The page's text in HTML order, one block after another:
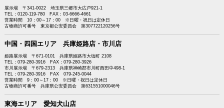
展示場 〒341-0022 埼玉県三郷市大広戸921-1
TEL：0120-119-780 FAX：03-6666-4661
営業時間 10：00～17：00 ※日曜・祝日は定休日
古物商許可番号 東京都公安委員会 第307722120256号
中国・四国エリア 兵庫姫路店・市川店
姫路展示場 〒671-0101 兵庫県姫路市大塩町 2108
TEL：079-280-3916 FAX：079-280-3926
市川展示場 〒679-2313 兵庫県神崎郡市川町西田中498-1
TEL：079-280-3916 FAX 079-245-0044
営業時間 9：00～17：00 ※日曜・祝日は定休日
古物商許可番号 兵庫県公安委員会 第631551000046号
東海エリア 愛知犬山店